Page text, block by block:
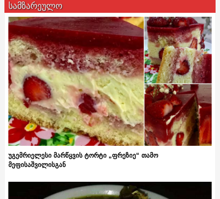
სამზარეულო
უგემრიელესი მარწყვის ტორტი „ფრეზიე“ თამო
მეფისაშვილისგან